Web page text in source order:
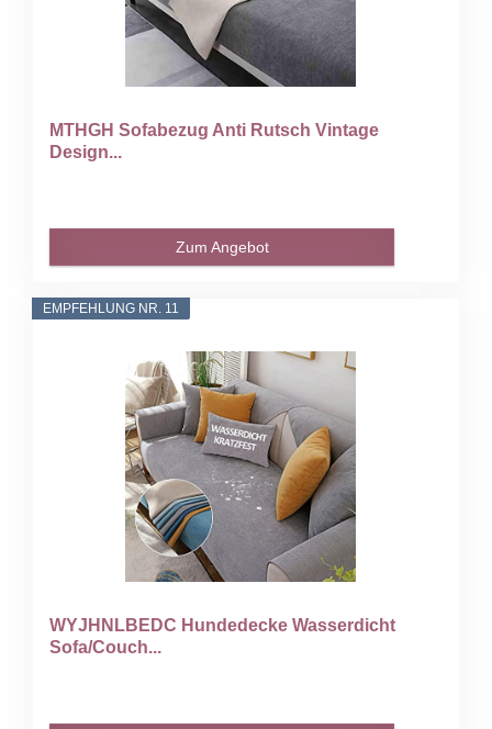
MTHGH Sofabezug Anti Rutsch Vintage
Design...
Zum Angebot
EMPFEHLUNG NR. 11
WYJHNLBEDC Hundedecke Wasserdicht
Sofa/Couch...